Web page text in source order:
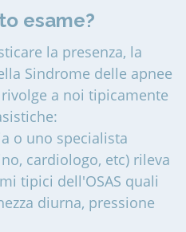
esame?
la presenza, la
Sindrome delle apnee
a noi tipicamente
o uno specialista
cardiologo, etc) rileva
tipici dell'OSAS quali
diurna, pressione